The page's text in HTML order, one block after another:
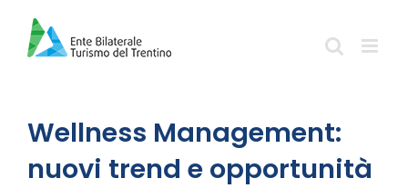
contenuto
Wellness Management:
nuovi trend e opportunità